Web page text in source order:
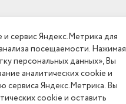
сервис Яндекс.Метрика для
посещаемости. Нажимая
персональных данных», Вы
аналитических cookie и
сервиса Яндекс.Метрика. Вы
cookie и оставить